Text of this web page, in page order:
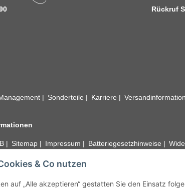
& Co nutzen
auf „Alle akzeptieren“ gestatten Sie den Einsatz
Rückruf
Sonderteile Karriere
Sitemap Impressum Batteriegesetzhinweise
unseren Kundenservice.